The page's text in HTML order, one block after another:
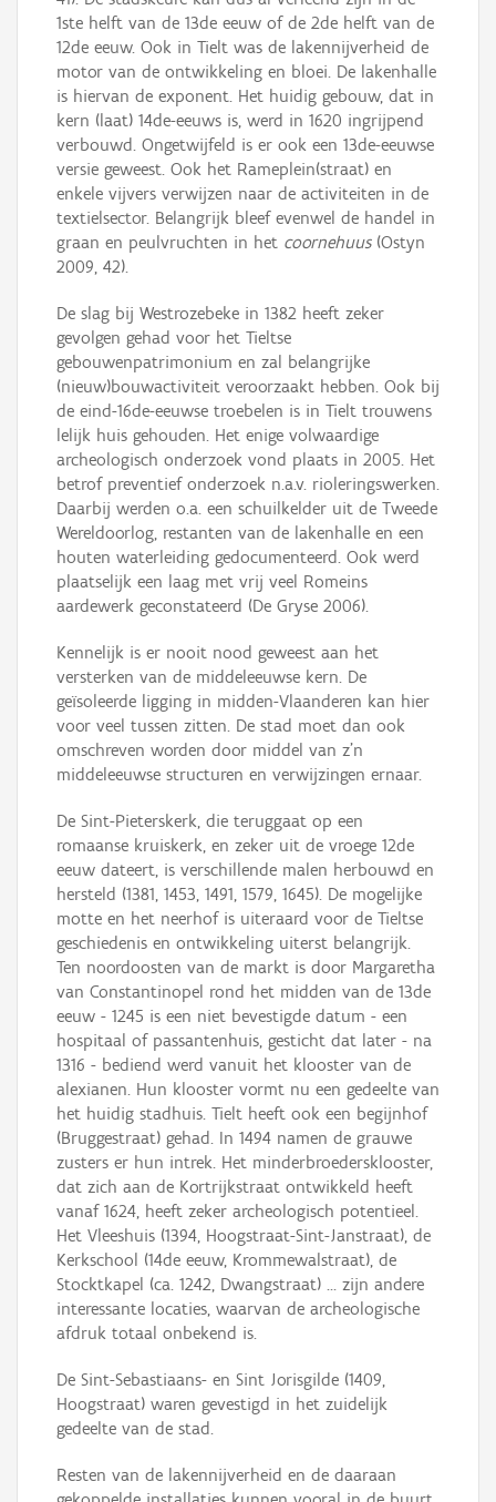
1ste helft van de 13de eeuw of de 2de helft van de
12de eeuw. Ook in Tielt was de lakennijverheid de
motor van de ontwikkeling en bloei. De lakenhalle
is hiervan de exponent. Het huidig gebouw, dat in
kern (laat) 14de-eeuws is, werd in 1620 ingrijpend
verbouwd. Ongetwijfeld is er ook een 13de-eeuwse
versie geweest. Ook het Rameplein(straat) en
enkele vijvers verwijzen naar de activiteiten in de
textielsector. Belangrijk bleef evenwel de handel in
graan en peulvruchten in het coornehuus(Ostyn
2009, 42).
De slag bij Westrozebeke in 1382 heeft zeker
gevolgen gehad voor het Tieltse
gebouwenpatrimonium en zal belangrijke
(nieuw)bouwactiviteit veroorzaakt hebben. Ook bij
de eind-16de-eeuwse troebelen is in Tielt trouwens
lelijk huis gehouden. Het enige volwaardige
archeologisch onderzoek vond plaats in 2005. Het
betrof preventief onderzoek n.a.v. rioleringswerken.
Daarbij werden o.a. een schuilkelder uit de Tweede
Wereldoorlog, restanten van de lakenhalle en een
houten waterleiding gedocumenteerd. Ook werd
plaatselijk een laag met vrij veel Romeins
aardewerk geconstateerd (De Gryse 2006).
Kennelijk is er nooit nood geweest aan het
versterken van de middeleeuwse kern. De
geïsoleerde ligging in midden-Vlaanderen kan hier
voor veel tussen zitten. De stad moet dan ook
omschreven worden door middel van z’n
middeleeuwse structuren en verwijzingen ernaar.
De Sint-Pieterskerk, die teruggaat op een
romaanse kruiskerk, en zeker uit de vroege 12de
eeuw dateert, is verschillende malen herbouwd en
hersteld (1381, 1453, 1491, 1579, 1645). De mogelijke
motte en het neerhof is uiteraard voor de Tieltse
geschiedenis en ontwikkeling uiterst belangrijk.
Ten noordoosten van de markt is door Margaretha
van Constantinopel rond het midden van de 13de
eeuw - 1245 is een niet bevestigde datum - een
hospitaal of passantenhuis, gesticht dat later - na
1316 - bediend werd vanuit het klooster van de
alexianen. Hun klooster vormt nu een gedeelte van
het huidig stadhuis. Tielt heeft ook een begijnhof
(Bruggestraat) gehad. In 1494 namen de grauwe
zusters er hun intrek. Het minderbroedersklooster,
dat zich aan de Kortrijkstraat ontwikkeld heeft
vanaf 1624, heeft zeker archeologisch potentieel.
Het Vleeshuis (1394, Hoogstraat-Sint-Janstraat), de
Kerkschool (14de eeuw, Krommewalstraat), de
Stocktkapel (ca. 1242, Dwangstraat) ... zijn andere
interessante locaties, waarvan de archeologische
afdruk totaal onbekend is.
De Sint-Sebastiaans- en Sint Jorisgilde (1409,
Hoogstraat) waren gevestigd in het zuidelijk
gedeelte van de stad.
Resten van de lakennijverheid en de daaraan